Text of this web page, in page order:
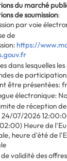
du marché
de soumission:
par voie
de
: https://
dans lesquelles
de
être présentées:
électronique:
de réception
24/07/2026
Heure de
heure d'été de
validité des offres